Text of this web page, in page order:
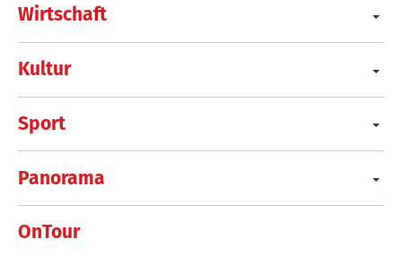
Wirtschaft
Kultur
Sport
Panorama
OnTour